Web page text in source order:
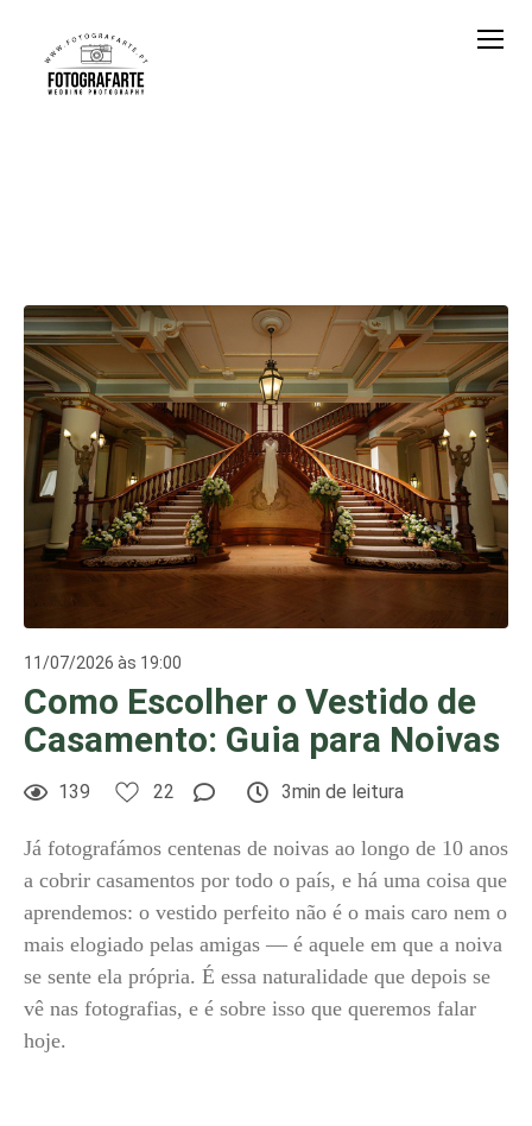
11/07/2026 às 19:00
Como Escolher o Vestido de
Casamento: Guia para Noivas
139 22 3min de leitura
Já fotografámos centenas de noivas ao longo de 10 anos
a cobrir casamentos por todo o país, e há uma coisa que
aprendemos: o vestido perfeito não é o mais caro nem o
mais elogiado pelas amigas — é aquele em que a noiva
se sente ela própria. É essa naturalidade que depois se
vê nas fotografias, e é sobre isso que queremos falar
hoje.